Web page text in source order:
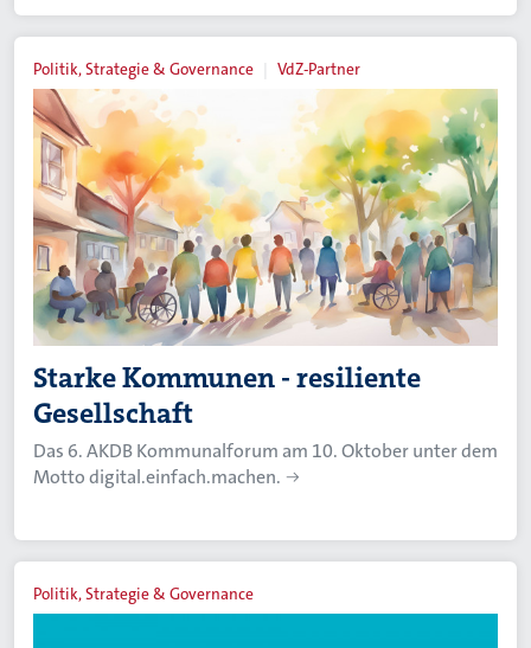
Politik, Strategie & Governance VdZ-Partner
Starke Kommunen - resiliente
Gesellschaft
Das 6. AKDB Kommunalforum am 10. Oktober unter dem
Motto digital.einfach.machen.
Politik, Strategie & Governance